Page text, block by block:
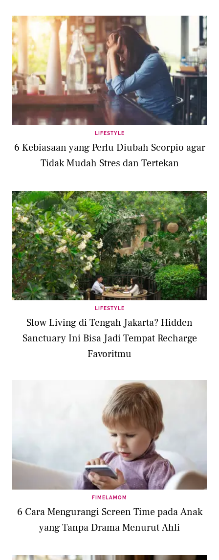
LIFESTYLE
6 Kebiasaan yang Perlu Diubah Scorpio agar
Tidak Mudah Stres dan Tertekan
LIFESTYLE
Slow Living di Tengah Jakarta? Hidden
Sanctuary Ini Bisa Jadi Tempat Recharge
Favoritmu
FIMELAMOM
6 Cara Mengurangi Screen Time pada Anak
yang Tanpa Drama Menurut Ahli